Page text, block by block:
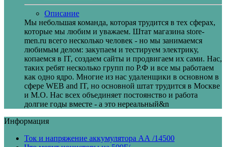
Описание
Мы небольшая команда, которая трудится в тех сферах,
которые мы любим и уважаем. Штат магазина store-
men.ru всего несколько человек - но мы занимаемся
любимым делом: закупаем и тестируем электрику,
копаемся в IT, создаем сайты и продвигаем их сами. Нас,
таких ребят несколько групп по Р.Ф и все мы работаем
как одно ядро. Многие из нас удаленщики в основном в
сфере WEB and IT, но основной штат трудится в Москве
и М.О. Нас всех объединяет постоянство и работа
долгие годы вместе - а это нереальный&n
Информация
Ток и напряжение аккумулятора АА /14500